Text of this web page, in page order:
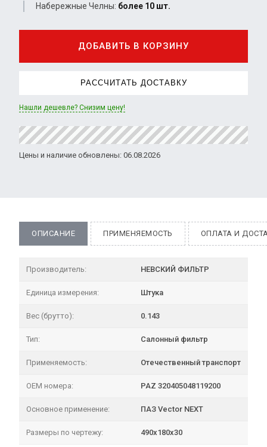
Набережные Челны: более 10 шт.
ДОБАВИТЬ В КОРЗИНУ
РАССЧИТАТЬ ДОСТАВКУ
Нашли дешевле? Снизим цену!
Цены и наличие обновлены: 06.08.2026
ОПИСАНИЕ ПРИМЕНЯЕМОСТЬ ОПЛАТА И
Производитель: НЕВСКИЙ ФИЛЬТР
Единица измерения: Штука
Вес (брутто): 0.143
Тип: Салонный фильтр
Применяемость: Отечественный транспорт
OEM номера: PAZ 320405048119200
Основное применение: ПАЗ Vector NEXT
Размеры по чертежу: 490х180х30